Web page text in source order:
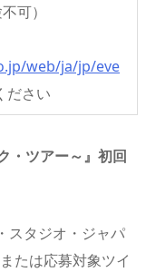
可）
web/ja/jp/eve
ださい
・ツアー～』初回
スタジオ・ジャパ
たは応募対象ツイ